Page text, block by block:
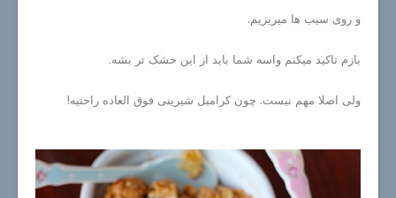
و روی سیب ها میریزیم.
بازم تاکید میکنم واسه شما باید از این خشک تر بشه.
ولی اصلا مهم نیست. چون کرامبل شیرینی فوق العاده راحتیه!